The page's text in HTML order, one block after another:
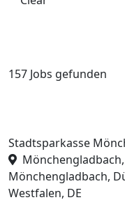
157 Jobs gefunden
Stadtsparkasse
Mönchengladbach,
Westfalen, DE